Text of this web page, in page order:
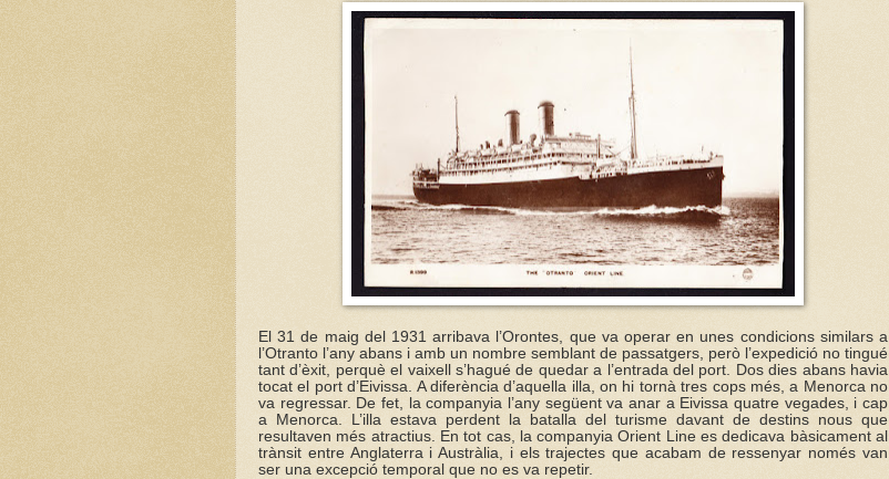
El 31 de maig del 1931 arribava l’Orontes, que va operar en unes condicions similars a
l’Otranto l’any abans i amb un nombre semblant de passatgers, però l’expedició no tingué
tant d’èxit, perquè el vaixell s’hagué de quedar a l’entrada del port. Dos dies abans havia
tocat el port d’Eivissa. A diferència d’aquella illa, on hi tornà tres cops més, a Menorca no
va regressar. De fet, la companyia l’any següent va anar a Eivissa quatre vegades, i cap
a Menorca. L’illa estava perdent la batalla del turisme davant de destins nous que
resultaven més atractius. En tot cas, la companyia Orient Line es dedicava bàsicament al
trànsit entre Anglaterra i Austràlia, i els trajectes que acabam de ressenyar només van
ser una excepció temporal que no es va repetir.